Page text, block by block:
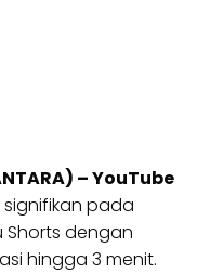
– YouTube
pada
dengan
hingga 3 menit.